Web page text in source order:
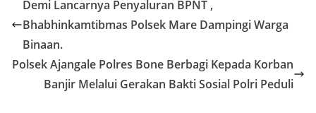
Demi Lancarnya Penyaluran BPNT ,
Bhabhinkamtibmas Polsek Mare Dampingi Warga
Binaan.
Polsek Ajangale Polres Bone Berbagi Kepada Korban
Banjir Melalui Gerakan Bakti Sosial Polri Peduli